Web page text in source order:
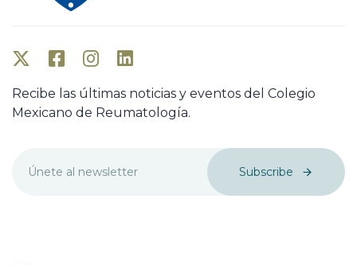
Recibe las últimas noticias y eventos del Colegio
Mexicano de Reumatología.
Subscribe